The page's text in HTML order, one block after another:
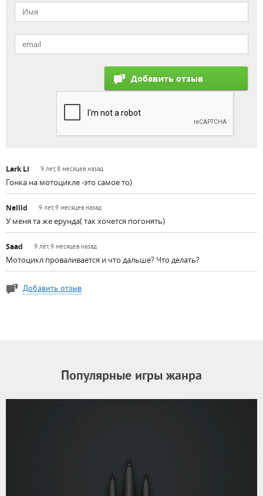
Lark Li 9 лет, 8 месяцев назад
Гонка на мотоцикле -это самое то)
Nellid 9 лет, 9 месяцев назад
У меня та же ерунда( так хочется погонять)
Saad 9 лет, 9 месяцев назад
Мотоцикл проваливается и что дальше? Что делать?
Добавить отзыв
Популярные игры жанра